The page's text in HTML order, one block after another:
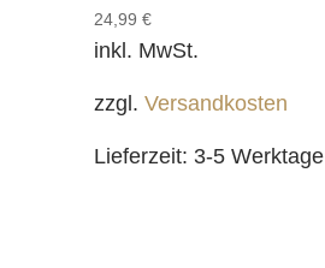
24,99 €
inkl. MwSt.
zzgl. Versandkosten
Lieferzeit: 3-5 Werktage